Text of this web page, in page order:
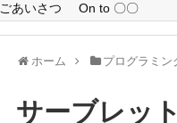
ごあいさつ On to 〇〇
ホーム プログラミン
サーブレッ